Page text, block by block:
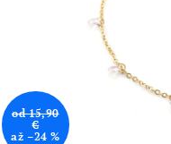
od 15,90
€
až –24 %